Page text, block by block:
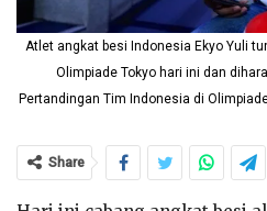
Atlet angkat besi Indonesia Ekyo Yuli
Olimpiade Tokyo hari ini dan
Pertandingan Tim Indonesia di
Share